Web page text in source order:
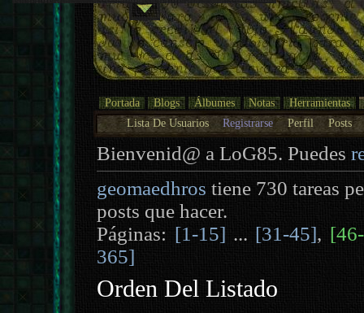
Portada Blogs Álbumes Notas
Herramientas
Lista De Usuarios
Registrarse Perfil Posts
Bienvenid@ a LoG85. Puedes
geomaedhros tiene 730 tareas
posts que hacer.
Páginas: [1-15] ... [31-45],
365]
Orden Del Listado